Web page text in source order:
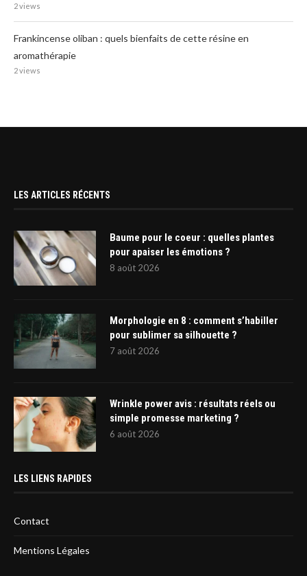
2 views
Frankincense oliban : quels bienfaits de cette résine en
aromathérapie
2 views
LES ARTICLES RÉCENTS
Baume pour le coeur : quelles plantes
pour apaiser les émotions ?
8 août 2026
Morphologie en 8 : comment s’habiller
pour sublimer sa silhouette ?
7 août 2026
Wrinkle power avis : résultats réels ou
simple promesse marketing ?
6 août 2026
LES LIENS RAPIDES
Contact
Mentions Légales